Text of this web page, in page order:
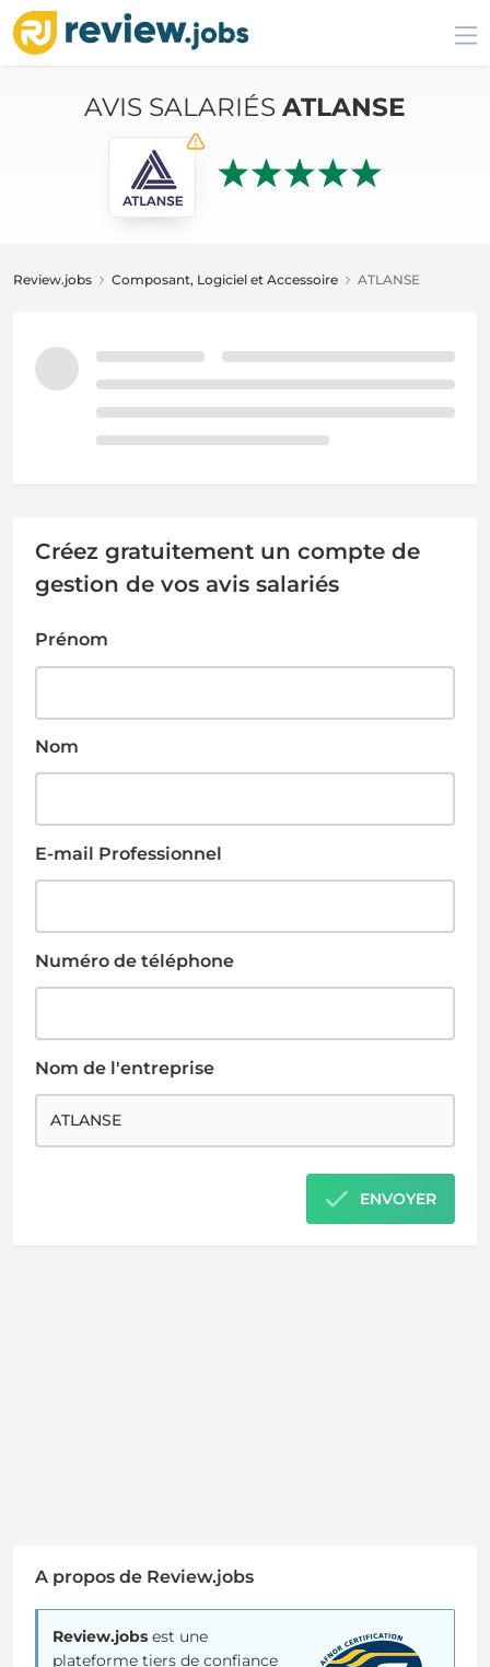
AVIS SALARIÉS ATLANSE
Review.jobs Composant, Logiciel et Accessoire ATLANSE
Créez gratuitement un compte de
gestion de vos avis salariés
Prénom
Nom
E-mail Professionnel
Numéro de téléphone
Nom de l'entreprise
ENVOYER
A propos de Review.jobs
Review.jobs est une
plateforme tiers de confiance